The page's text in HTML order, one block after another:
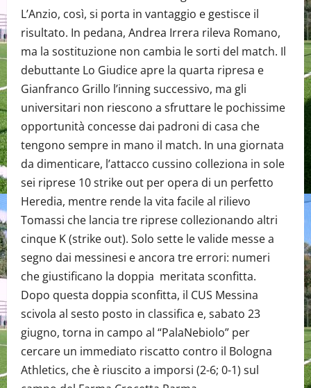
L’Anzio, così, si porta in vantaggio e gestisce il
risultato. In pedana, Andrea Irrera rileva Romano,
ma la sostituzione non cambia le sorti del match. Il
debuttante Lo Giudice apre la quarta ripresa e
Gianfranco Grillo l’inning successivo, ma gli
universitari non riescono a sfruttare le pochissime
opportunità concesse dai padroni di casa che
tengono sempre in mano il match. In una giornata
da dimenticare, l’attacco cussino colleziona in sole
sei riprese 10 strike out per opera di un perfetto
Heredia, mentre rende la vita facile al rilievo
Tomassi che lancia tre riprese collezionando altri
cinque K (strike out). Solo sette le valide messe a
segno dai messinesi e ancora tre errori: numeri
che giustificano la doppia meritata sconfitta.
Dopo questa doppia sconfitta, il CUS Messina
scivola al sesto posto in classifica e, sabato 23
giugno, torna in campo al “PalaNebiolo” per
cercare un immediato riscatto contro il Bologna
Athletics, che è riuscito a imporsi (2-6; 0-1) sul